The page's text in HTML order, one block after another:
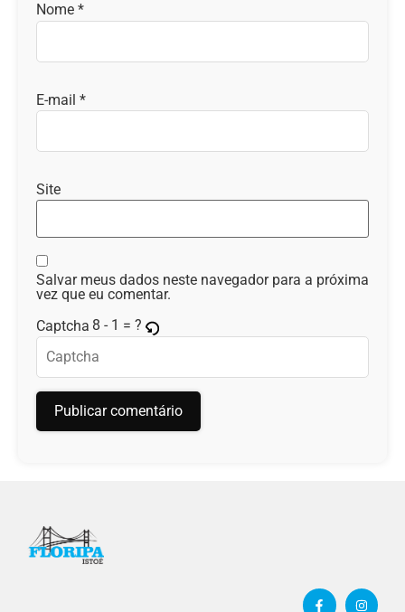
Nome *
E-mail *
Site
Salvar meus dados neste navegador para a próxima
vez que eu comentar.
Captcha 8 - 1 = ?